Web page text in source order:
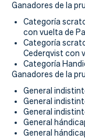
Ganadores de la
Categoría
con vuelta de
Categoría
Cederqvist con
Categoría
Ganadores de la
General
General
General
General
General